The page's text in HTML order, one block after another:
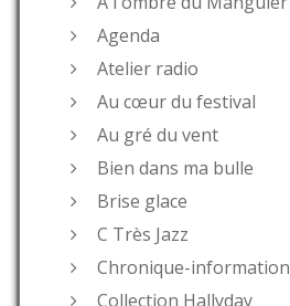
Agenda
Atelier radio
Au cœur du festival
Au gré du vent
Bien dans ma bulle
Brise glace
C Très Jazz
Chronique-information
Collection Hallyday